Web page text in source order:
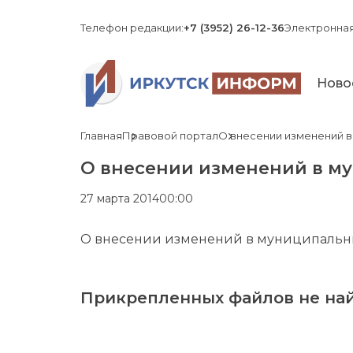
Телефон редакции:+7 (3952) 26-12-36
ГлавнаяПравовой порталО внесении изменений
О внесении изменений в
27 марта 201400:00
О внесении изменений в
Прикрепленных файлов не